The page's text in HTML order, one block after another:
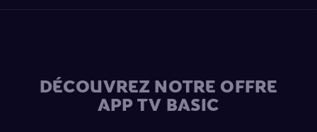
DÉCOUVREZ NOTRE OFFRE
APP TV BASIC